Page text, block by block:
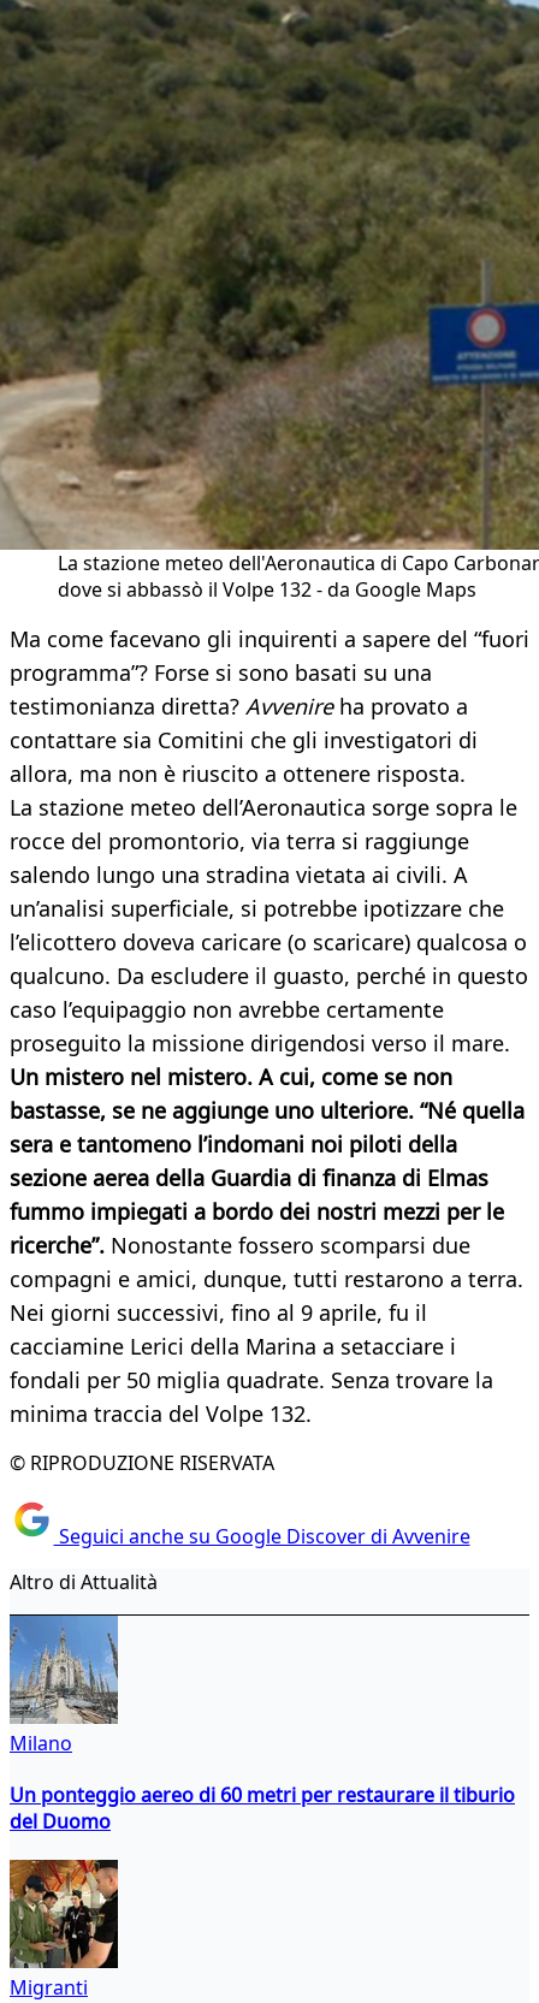
La stazione meteo dell'Aeronautica di Capo
dove si abbassò il Volpe 132 - da Google Maps
Ma come facevano gli inquirenti a sapere del “fuori
programma”? Forse si sono basati su una
testimonianza diretta? Avvenireha provato a
contattare sia Comitini che gli investigatori di
allora, ma non è riuscito a ottenere risposta.
La stazione meteo dell’Aeronautica sorge sopra le
rocce del promontorio, via terra si raggiunge
salendo lungo una stradina vietata ai civili. A
un’analisi superficiale, si potrebbe ipotizzare che
l’elicottero doveva caricare (o scaricare) qualcosa o
qualcuno. Da escludere il guasto, perché in questo
caso l’equipaggio non avrebbe certamente
proseguito la missione dirigendosi verso il mare.
Un mistero nel mistero. A cui, come se non
bastasse, se ne aggiunge uno ulteriore. “Né quella
sera e tantomeno l’indomani noi piloti della
sezione aerea della Guardia di finanza di Elmas
fummo impiegati a bordo dei nostri mezzi per le
ricerche”. Nonostante fossero scomparsi due
compagni e amici, dunque, tutti restarono a terra.
Nei giorni successivi, fino al 9 aprile, fu il
cacciamine Lerici della Marina a setacciare i
fondali per 50 miglia quadrate. Senza trovare la
minima traccia del Volpe 132.
© RIPRODUZIONE RISERVATA
Seguici anche su Google Discover di Avvenire
Altro di Attualità
Milano
Un ponteggio aereo di 60 metri per restaurare il tiburio
del Duomo
Migranti